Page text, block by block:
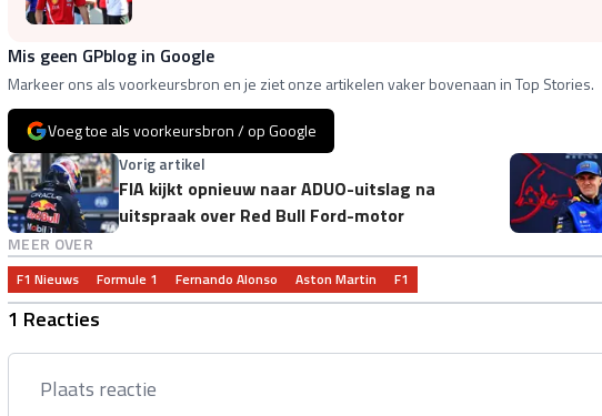
Mis geen GPblog in Google
Markeer ons als voorkeursbron en je ziet onze artikelen vaker bovenaan in Top Stories.
Voeg toe als voorkeursbron / op Google
Vorig artikel
FIA kijkt opnieuw naar ADUO-uitslag na
uitspraak over Red Bull Ford-motor
MEER OVER
F1 Nieuws Formule 1 Fernando Alonso Aston Martin F1
1 Reacties